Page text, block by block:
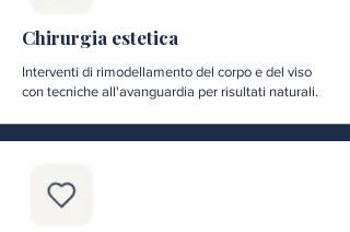
Chirurgia estetica
Interventi di rimodellamento del corpo e del viso
con tecniche all'avanguardia per risultati naturali.